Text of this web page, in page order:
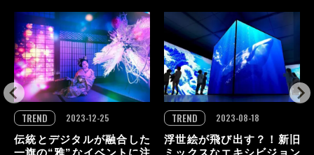
伝統とデジタルが融合した
TREND
2023-12-25
浮世絵が飛び出す？！新旧
TREND 2023-08-18